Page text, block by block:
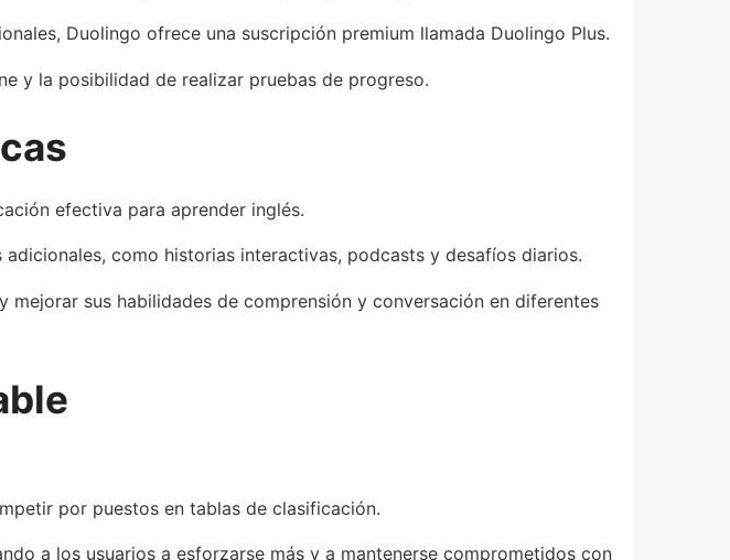
Duolingo ofrece una suscripción premium llamada Duolingo Plus.
y la posibilidad de realizar pruebas de progreso.
efectiva para aprender inglés.
como historias interactivas, podcasts y desafíos diarios.
sus habilidades de comprensión y conversación en diferentes
por puestos en tablas de clasificación.
a los usuarios a esforzarse más y a mantenerse comprometidos con